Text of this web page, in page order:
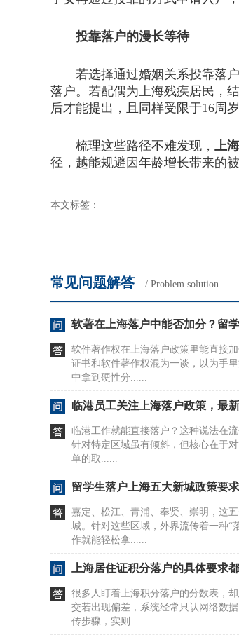
投靠落户的漫长等待
若选择通过婚姻关系投靠落户
落户。若配偶为上海残疾居民，
后才能提出，且同样受限于16周
梳理这些路径不难发现， 上
径，越能规避因年龄增长带来的
本文标签：
常见问题解答 / Problem solution
软著在上海落户中能否加分？留
软件著作权在上海落户政策里能直接
证书和软件著作权混为一谈，以为手
中拿到硬性分......
临港员工关注上海落户政策，最
临港工作就能直接落户？这种说法在
针对特定区域虽有倾斜，但核心在于
单的取......
留学生落户上海五大新城政策要
嘉定、松江、青浦、奉贤、崇明，这
城。针对这些区域，外界流传着一种“
作就能轻松拿......
上海居住证积分落户的具体要求
很多人盯着上海积分落户的分数表，
交若出现偏差，系统经常只认网络数
传步骤，实则......